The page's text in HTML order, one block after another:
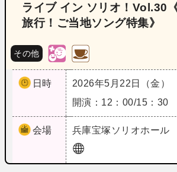
ライブ イン ソリオ！Vol.30
旅行！ご当地ソング特集》
その他
日時
2026年5月22日（金）
開演：12：00/15：30
会場 兵庫宝塚ソリオホール